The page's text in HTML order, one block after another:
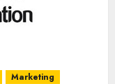
Marketing